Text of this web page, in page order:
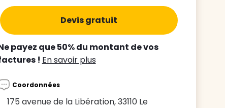
le
enfant
à
payez que 50% du montant de vos
! En savoir plus
Coordonnées
175 avenue de la Libération, 33110 Le